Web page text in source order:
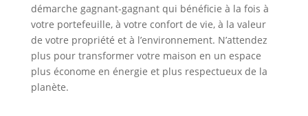
démarche gagnant-gagnant qui bénéficie à la fois à
votre portefeuille, à votre confort de vie, à la valeur
de votre propriété et à l’environnement. N’attendez
plus pour transformer votre maison en un espace
plus économe en énergie et plus respectueux de la
planète.